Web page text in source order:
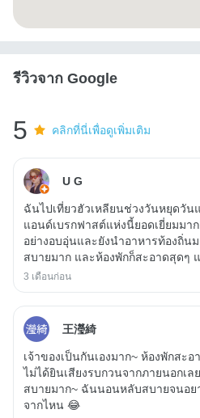
รีวิวจาก Google
5 คลิกที่นี่เพื่อดูเพิ่มเติม
U G
ฉันไปเที่ยวฮัวเหลียนช่วงวันหยุดวัน
แอนด์เบรกฟาสต์แห่งนี้ยอดเยี่ยมมา
อย่างอบอุ่นและยังนำอาหารท้องถิ่
สบายมาก และห้องพักก็สะอาดสุดๆ
3 เดือนก่อน
王瀅綺
เจ้าของเป็นกันเองมาก~ ห้องพักสะอ
ไม่ได้ยินเสียงรบกวนจากภายนอกเล
สบายมาก~ ฉันนอนหลับสบายจนอย
จากไหน 😂